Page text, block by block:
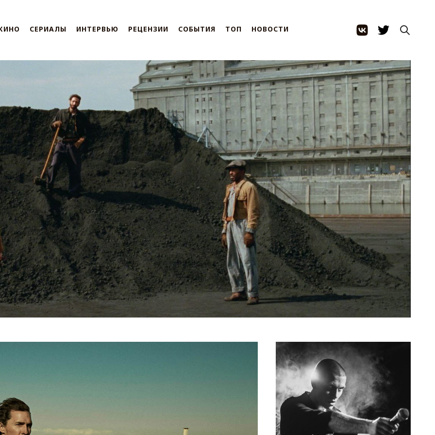
СЕРИАЛЫ ИНТЕРВЬЮ РЕЦЕНЗИИ СОБЫТИЯ ТОП НОВОСТИ